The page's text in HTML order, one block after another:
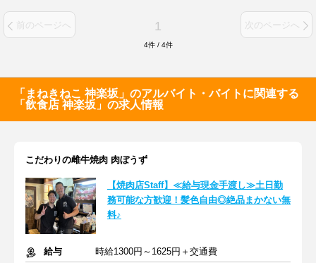
前のページへ 1 次のページへ
4件 / 4件
「まねきねこ 神楽坂」のアルバイト・バイトに関連する
「飲食店 神楽坂」の求人情報
こだわりの雌牛焼肉 肉ぼうず
【焼肉店Staff】≪給与現金手渡し≫土日勤
務可能な方歓迎！髪色自由◎絶品まかない無
料♪
給与
時給1300円～1625円＋交通費